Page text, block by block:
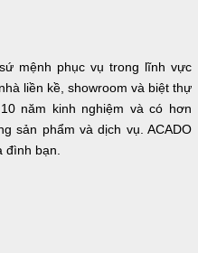
mệnh phục vụ trong lĩnh vực
liền kề, showroom và biệt thự
năm kinh nghiệm và có hơn
sản phẩm và dịch vụ. ACADO
bạn.